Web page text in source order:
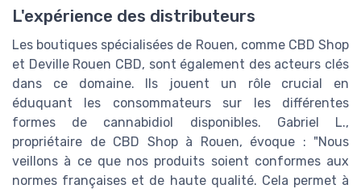
L'expérience des distributeurs
Les boutiques spécialisées de Rouen, comme CBD Shop
et Deville Rouen CBD, sont également des acteurs clés
dans ce domaine. Ils jouent un rôle crucial en
éduquant les consommateurs sur les différentes
formes de cannabidiol disponibles. Gabriel L.,
propriétaire de CBD Shop à Rouen, évoque : "Nous
veillons à ce que nos produits soient conformes aux
normes françaises et de haute qualité. Cela permet à